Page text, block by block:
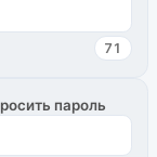
71
пароль